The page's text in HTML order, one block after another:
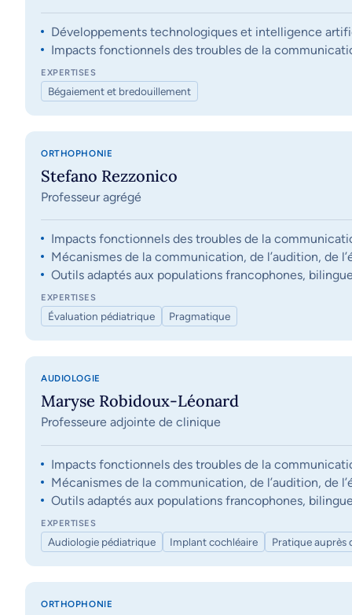
Développements technologiques et intelligence
Impacts fonctionnels des troubles de la
EXPERTISES
Bégaiement et bredouillement
ORTHOPHONIE
Stefano Rezzonico
Professeur agrégé
Impacts fonctionnels des troubles de la
Mécanismes de la communication, de l’audition, de
Outils adaptés aux populations francophones,
EXPERTISES
Évaluation pédiatrique Pragmatique
AUDIOLOGIE
Maryse Robidoux-Léonard
Professeure adjointe de clinique
Impacts fonctionnels des troubles de la
Mécanismes de la communication, de l’audition, de
Outils adaptés aux populations francophones,
EXPERTISES
Audiologie pédiatrique Implant cochléaire Pratique auprès
ORTHOPHONIE